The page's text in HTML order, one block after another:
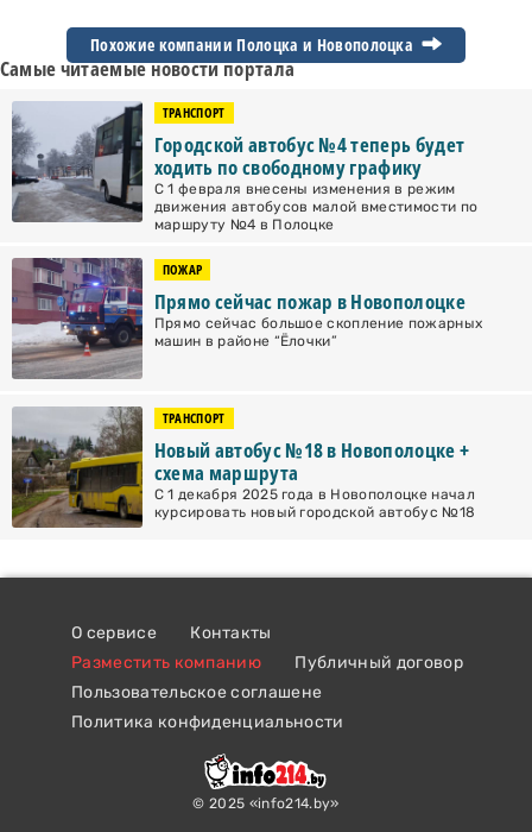
Похожие компании Полоцка и Новополоцка
Самые читаемые новости портала
ТРАНСПОРТ
Городской автобус №4 теперь будет
ходить по свободному графику
С 1 февраля внесены изменения в режим
движения автобусов малой вместимости по
маршруту №4 в Полоцке
ПОЖАР
Прямо сейчас пожар в Новополоцке
Прямо сейчас большое скопление пожарных
машин в районе “Ёлочки”
ТРАНСПОРТ
Новый автобус №18 в Новополоцке +
схема маршрута
С 1 декабря 2025 года в Новополоцке начал
курсировать новый городской автобус №18
О сервисе
Контакты
Разместить компанию
Публичный договор
Пользовательское соглашене
Политика конфиденциальности
© 2025 «info214.by»